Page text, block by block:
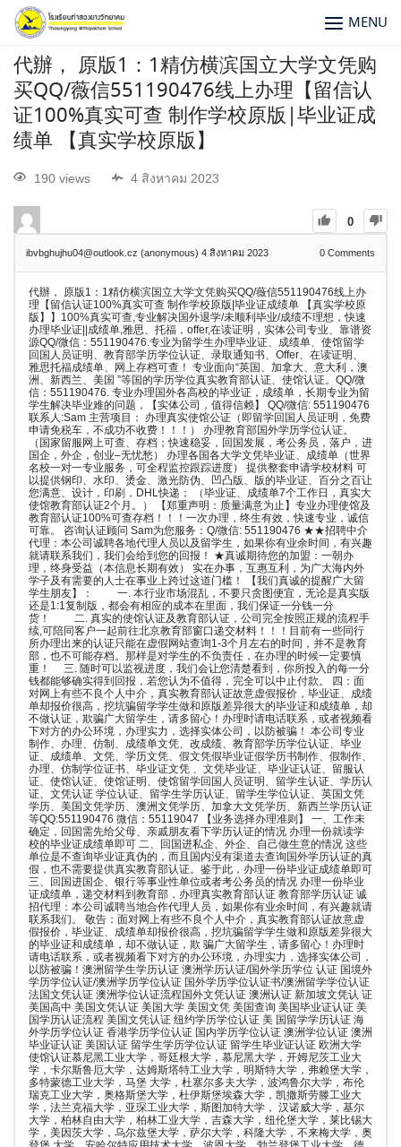
MENU
代辦， 原版1：1精仿横滨国立大学文凭购
买QQ/薇信551190476线上办理【留信认
证100%真实可查 制作学校原版|毕业证成
绩单 【真实学校原版】
190 views 4 สิงหาคม 2023
0
ibvbghujhu04@outlook.cz (anonymous) 4 สิงหาคม 2023 0 Comments
代辦， 原版1：1精仿横滨国立大学文凭购买QQ/薇信551190476线上办
理【留信认证100%真实可查 制作学校原版|毕业证成绩单 【真实学校原
版】】100%真实可查,专业解决国外退学/未顺利毕业/成绩不理想，快速
办理毕业证||成绩单,雅思、托福，offer,在读证明，实体公司专业、靠谱资
源QQ/微信：551190476.专业为留学生办理毕业证、成绩单、使馆留学
回国人员证明、教育部学历学位认证、录取通知书、Offer、在读证明、
雅思托福成绩单、网上存档可查！ 专业面向“英国、加拿大、意大利，澳
洲、新西兰、美国 ”等国的学历学位真实教育部认证、使馆认证。QQ/微
信：551190476. 专业办理国外各高校的毕业证，成绩单，长期专业为留
学生解决毕业难的问题，【实体公司，值得信赖】 QQ/微信: 551190476
联系人:Sam 主营项目： 办理真实使馆公证（即留学回国人员证明，免费
申请免税车，不成功不收费！！！） 办理教育部国外学历学位认证。
（国家留服网上可查、存档；快速稳妥，回国发展，考公务员，落户，进
国企，外企，创业–无忧愁） 办理各国各大学文凭毕业证、成绩单（世界
名校一对一专业服务，可全程监控跟踪进度） 提供整套申请学校材料 可
以提供钢印、水印、烫金、激光防伪、凹凸版、版的毕业证、百分之百让
您满意、设计，印刷，DHL快递； （毕业证、成绩单7个工作日，真实大
使馆教育部认证2个月。） 【郑重声明：质量满意为止】专业办理使馆及
教育部认证100%可查存档！！！一次办理，终生有效，快速专业，诚信
可靠。 咨询认证顾问 Sam为您服务：Q/微信: 551190476 ★★招聘中介
代理：本公司诚聘各地代理人员以及留学生，如果你有业余时间，有兴趣
就请联系我们，我们会给到您的回报！ ★真诚期待您的加盟：一朝办
理，终身受益（本信息长期有效） 实在办事，互惠互利，为广大海内外
学子及有需要的人士在事业上跨过这道门槛！ 【我们真诚的提醒广大留
学生朋友】： 一. 本行业市场混乱，不要只贪图便宜，无论是真实版
还是1:1复制版，都会有相应的成本在里面，我们保证一分钱一分
货！ 二. 真实的使馆认证及教育部认证，公司完全按照正规的流程手
续,可陪同客户一起前往北京教育部窗口递交材料！！！目前有一些同行
所办理出来的认证只能在虚假网站查询1-3个月左右的时间，并不是教育
部，也不可能存档。那样是对学生的不负责任，在办理的时候一定要慎
重！ 三. 随时可以监视进度，我们会让您清楚看到，你所投入的每一分
钱都能够确实得到回报，若您认为不值得，完全可以中止付款。 四：面
对网上有些不良个人中介，真实教育部认证故意虚假报价，毕业证、成绩
单却报价很高，挖坑骗留学学生做和原版差异很大的毕业证和成绩单，却
不做认证，欺骗广大留学生，请多留心！办理时请电话联系，或者视频看
下对方的办公环境，办理实力，选择实体公司，以防被骗！ 本公司专业
制作、办理、仿制、成绩单文凭、改成绩、教育部学历学位认证、毕业
证、成绩单、文凭、学历文凭、假文凭假毕业证假学历书制作、假制作、
办理、仿制学位证书、毕业证文凭 、文凭毕业证、毕业证认证、留服认
证、使馆认证、使馆证明、使馆留学回国人员证明、留学生认证、学历认
证、文凭认证 学位认证、留学生学历认证、留学生学位认证、英国文凭
学历、美国文凭学历、澳洲文凭学历、加拿大文凭学历、新西兰学历认证
等QQ:551190476 微信：55119047 【业务选择办理准则】 一、工作未
确定，回国需先给父母、亲戚朋友看下学历认证的情况 办理一份就读学
校的毕业证成绩单即可 二、回国进私企、外企、自己做生意的情况 这些
单位是不查询毕业证真伪的，而且国内没有渠道去查询国外学历认证的真
假，也不需要提供真实教育部认证。鉴于此，办理一份毕业证成绩单即可
三、回国进国企、银行等事业性单位或者考公务员的情况 办理一份毕业
证成绩单，递交材料到教育部，办理真实教育部认证 教育部学历认证 诚
招代理：本公司诚聘当地合作代理人员，如果你有业余时间，有兴趣就请
联系我们。 敬告：面对网上有些不良个人中介，真实教育部认证故意虚
假报价，毕业证、成绩单却报价很高，挖坑骗留学学生做和原版差异很大
的毕业证和成绩单，却不做认证，欺 骗广大留学生，请多留心！办理时
请电话联系，或者视频看下对方的办公环境，办理实力，选择实体公司，
以防被骗！澳洲留学生学历认证 澳洲学历认证/国外学历学位 认证 国境外
学历学位认证/澳洲学历学位认证 国外学历学位认证书/澳洲留学学位认证
法国文凭认证 澳洲学位认证流程国外文凭认证 澳洲认证 新加坡文凭认 证
美国高中 美国文凭认证 美国大学 美国文凭 美国查询 美国毕业证认证 美
国学历认证流程 美国文凭认证 纽约学历学位认证 美 国留学学历认证 海
外学历学位认证 香港学历学位认证 国内学历学位认证 澳洲学位认证 澳洲
毕业证认证 美国认证 留学生学历学位认证 留学生毕业证认证 欧洲大学
使馆认证慕尼黑工业大学，哥廷根大学，慕尼黑大学，开姆尼茨工业大
学，卡尔斯鲁厄大学，达姆斯塔特工业大学，明斯特大学，弗赖堡大学，
多特蒙德工业大学，马堡 大学，杜塞尔多夫大学，波鸿鲁尔大学，布伦
瑞克工业大学，奥格斯堡大学，杜伊斯堡埃森大学，凯撒斯劳滕工业大
学，法兰克福大学，亚琛工业大学，斯图加特大学， 汉诺威大学，基尔
大学，柏林自由大学，柏林工业大学，吉森大学，纽伦堡大学，莱比锡大
学，美因茨大学，乌尔兹堡大学，萨尔大学，科隆大学，不来梅大学，奥